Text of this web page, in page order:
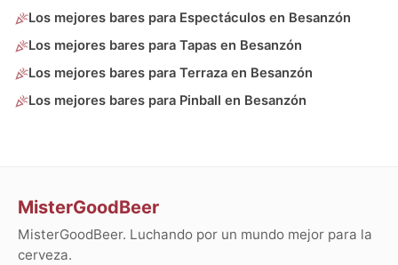
Los mejores bares para Espectáculos en Besanzón
Los mejores bares para Tapas en Besanzón
Los mejores bares para Terraza en Besanzón
Los mejores bares para Pinball en Besanzón
MisterGoodBeer
MisterGoodBeer. Luchando por un mundo mejor para la
cerveza.